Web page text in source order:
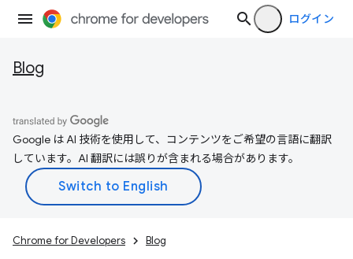
ログイン
Blog
Google は AI 技術を使用して、コンテンツをご希望の言語に翻訳
しています。AI 翻訳には誤りが含まれる場合があります。
Chrome for Developers Blog